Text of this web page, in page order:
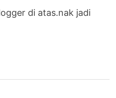
di atas.nak jadi